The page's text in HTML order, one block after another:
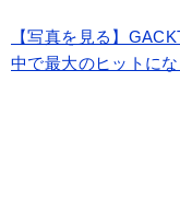
【写真を見る】
中で最大のヒットに